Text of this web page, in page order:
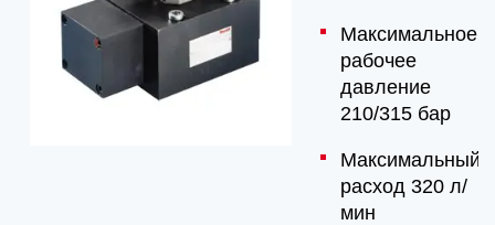
Максимальное
рабочее
давление
210/315 бар
Максимальный
расход 320 л/
мин